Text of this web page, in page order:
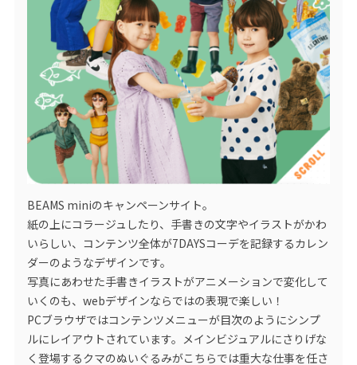
BEAMS miniのキャンペーンサイト。
紙の上にコラージュしたり、手書きの文字やイラストがかわ
いらしい、コンテンツ全体が7DAYSコーデを記録するカレン
ダーのようなデザインです。
写真にあわせた手書きイラストがアニメーションで変化して
いくのも、webデザインならではの表現で楽しい！
PCブラウザではコンテンツメニューが目次のようにシンプ
ルにレイアウトされています。メインビジュアルにさりげな
く登場するクマのぬいぐるみがこちらでは重大な仕事を任さ